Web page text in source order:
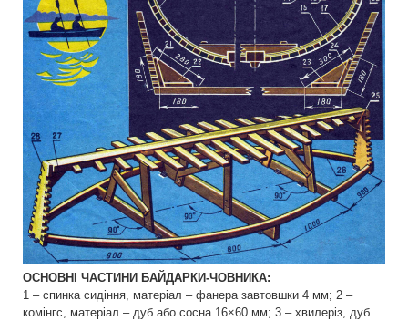
ОСНОВНІ ЧАСТИНИ БАЙДАРКИ-ЧОВНИКА:
1 – спинка сидіння, матеріал – фанера завтовшки 4 мм; 2 –
комінгс, матеріал – дуб або сосна 16×60 мм; 3 – хвилеріз, дуб